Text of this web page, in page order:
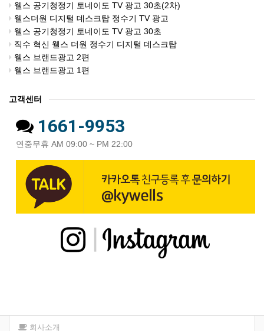
웰스 공기청정기 토네이도 TV 광고 30초(2차)
웰스더원 디지털 데스크탑 정수기 TV 광고
웰스 공기청정기 토네이도 TV 광고 30초
직수 혁신 웰스 더원 정수기 디지털 데스크탑
웰스 브랜드광고 2편
웰스 브랜드광고 1편
고객센터
1661-9953
연중무휴 AM 09:00 ~ PM 22:00
회사소개